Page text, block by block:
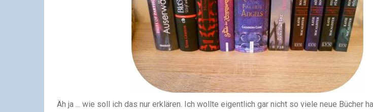
Äh ja ... wie soll ich das nur erklären. Ich wollte eigentlich gar nicht so viele neue Bücher